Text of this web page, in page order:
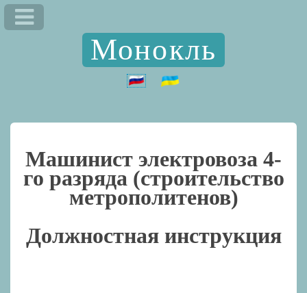
Монокль
Машинист электровоза 4-
го разряда (строительство
метрополитенов)
Должностная инструкция